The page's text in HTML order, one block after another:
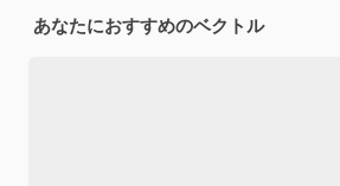
あなたにおすすめのベクトル